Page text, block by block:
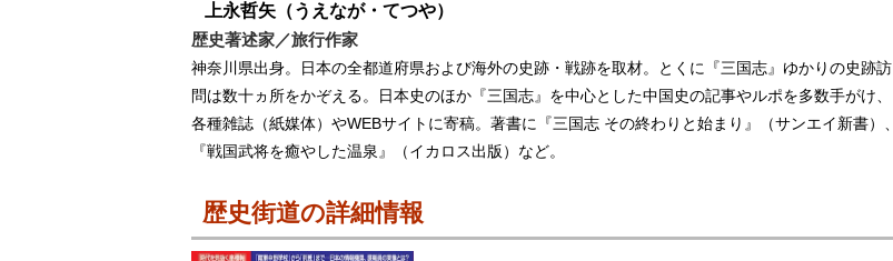
上永哲矢 （うえなが・てつや）
歴史著述家／旅行作家
神奈川県出身。日本の全都道府県および海外の史跡・戦跡を取材。とくに『三国志』ゆかりの史跡訪
問は数十ヵ所をかぞえる。日本史のほか『三国志』を中心とした中国史の記事やルポを多数手がけ、
各種雑誌（紙媒体）やWEBサイトに寄稿。著書に『三国志 その終わりと始まり』（サンエイ新書）、
『戦国武将を癒やした温泉』（イカロス出版）など。
歴史街道の詳細情報